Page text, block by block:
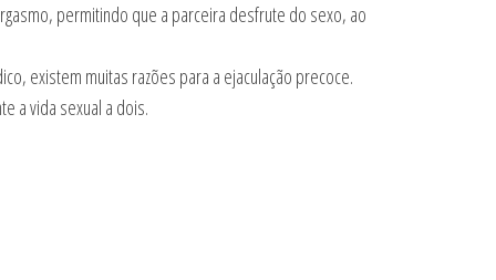
permitindo que a parceira desfrute do sexo, ao
existem muitas razões para a ejaculação precoce.
a vida sexual a dois.